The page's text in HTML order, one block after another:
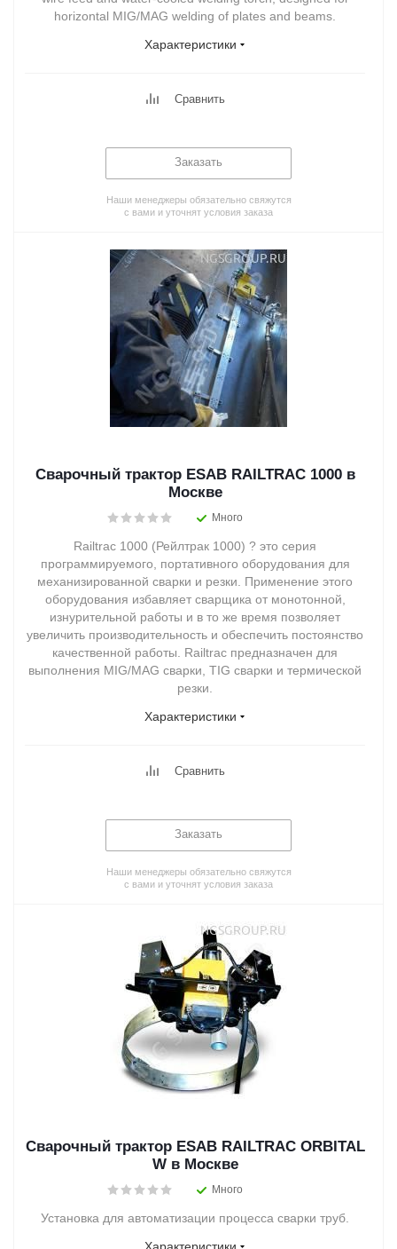
horizontal MIG/MAG welding of plates and beams.
Характеристики
Сравнить
Заказать
Наши менеджеры обязательно свяжутся
с вами и уточнят условия заказа
Сварочный трактор ESAB RAILTRAC 1000 в
Москве
Много
Railtrac 1000 (Рейлтрак 1000) ? это серия
программируемого, портативного оборудования для
механизированной сварки и резки. Применение этого
оборудования избавляет сварщика от монотонной,
изнурительной работы и в то же время позволяет
увеличить производительность и обеспечить постоянство
качественной работы. Railtrac предназначен для
выполнения MIG/MAG сварки, TIG сварки и термической
резки.
Характеристики
Сравнить
Заказать
Наши менеджеры обязательно свяжутся
с вами и уточнят условия заказа
Сварочный трактор ESAB RAILTRAC ORBITAL
W в Москве
Много
Установка для автоматизации процесса сварки труб.